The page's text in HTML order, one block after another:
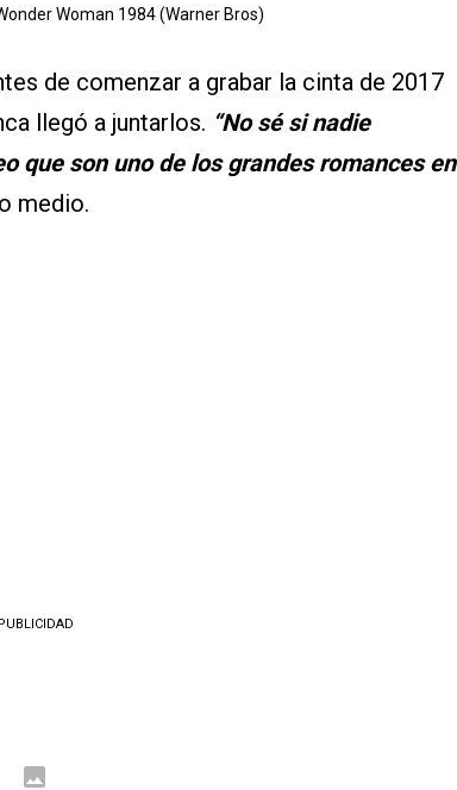
Woman 1984 (Warner Bros)
de comenzar a grabar la cinta de 2017
llegó a juntarlos. “No sé si nadie
que son uno de los grandes romances en
medio.
PUBLICIDAD